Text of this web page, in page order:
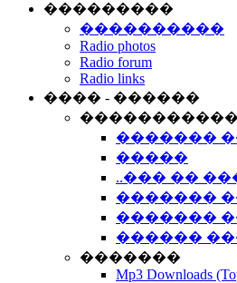
���������
����������
Radio photos
Radio forum
Radio links
���� - ������
�����������
�������
�����
..��� ��
�������
�������
������
�������
Mp3 Downloads